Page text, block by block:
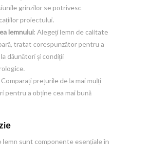
grinzilor se potrivesc
proiectului.
lemnului: Alegeți lemn de calitate
tratat corespunzător pentru a
dăunători și condiții
Comparați prețurile de la mai mulți
pentru a obține cea mai bună
lemn sunt componente esențiale în